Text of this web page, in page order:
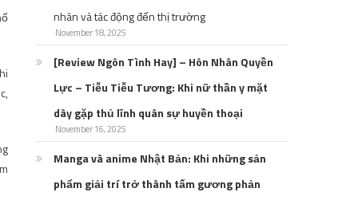
nhân và tác động đến thị trường
November 18, 2025
[Review Ngôn Tình Hay] – Hôn Nhân Quyền
Lực – Tiễu Tiễu Tương: Khi nữ thần y mặt
dày gặp thủ lĩnh quân sự huyền thoại
November 16, 2025
Manga và anime Nhật Bản: Khi những sản
phẩm giải trí trở thành tấm gương phản